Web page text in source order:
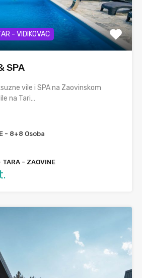
- VIDIKOVAC
SPA
vile i SPA na Zaovinskom
na Tari…
- 8+8 Osoba
TARA - ZAOVINE